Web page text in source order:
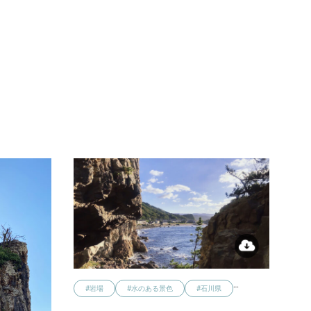
#岩場 #水のある景色 #石川県 …